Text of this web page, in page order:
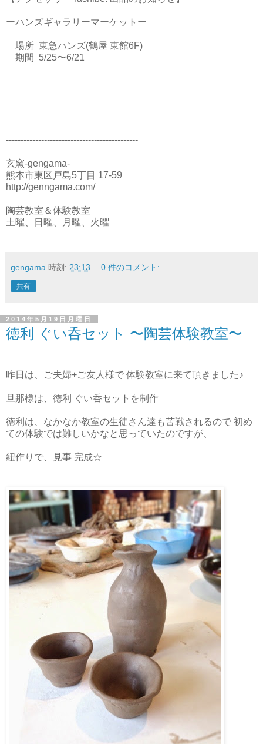
ーハンズギャラリーマーケットー
場所 東急ハンズ(鶴屋 東館6F)
期間 5/25〜6/21
---------------------------------------------
玄窯-gengama-
熊本市東区戸島5丁目 17-59
http://genngama.com/
陶芸教室＆体験教室
土曜、日曜、月曜、火曜
gengama 時刻: 23:13 0 件のコメント:
共有
2014年5月19日月曜日
徳利 ぐい呑セット 〜陶芸体験教室〜
昨日は、ご夫婦+ご友人様で 体験教室に来て頂きました♪
旦那様は、徳利 ぐい呑セットを制作
徳利は、なかなか教室の生徒さん達も苦戦されるので 初め
ての体験では難しいかなと思っていたのですが、
紐作りで、見事 完成☆